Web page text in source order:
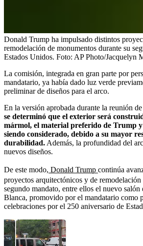
Donald Trump ha impulsado distintos
remodelación de monumentos durante su
Estados Unidos. Foto: AP Photo/Jacquelyn
La comisión, integrada en gran parte por
mandatario, ya había dado luz verde
preliminar de diseños para el arco.
En la versión aprobada durante la reunión de
se determinó que el exterior será
mármol, el material preferido de Trump y
siendo considerado, debido a su mayor
durabilidad.Además, la profundidad del
nuevos diseños.
De este modo, Donald Trump continúa
proyectos arquitectónicos y de
segundo mandato, entre ellos el nuevo salón
Blanca, promovido por el mandatario como
celebraciones por el 250 aniversario de